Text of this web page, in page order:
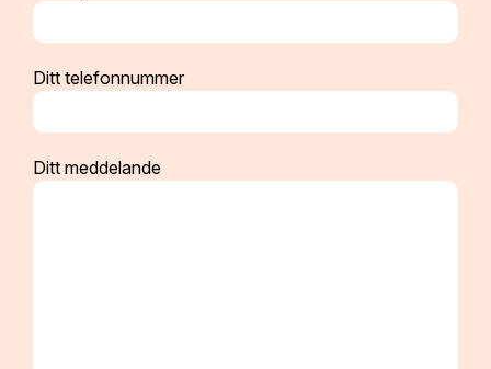
Ditt telefonnummer
Ditt meddelande